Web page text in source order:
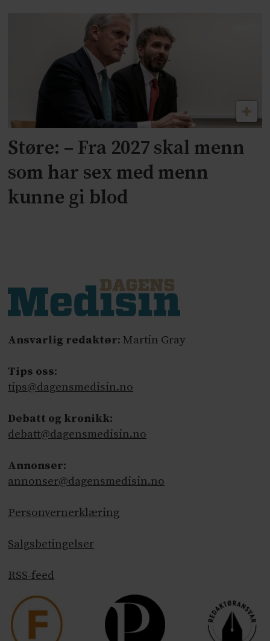
Støre: – Fra 2027 skal menn
som har sex med menn
kunne gi blod
Ansvarlig redaktør: Martin Gray
Tips oss:
tips@dagensmedisin.no
Debatt og kronikk:
debatt@dagensmedisin.no
Annonser:
annonser@dagensmedisin.no
Personvernerklæring
Salgsbetingelser
RSS-feed